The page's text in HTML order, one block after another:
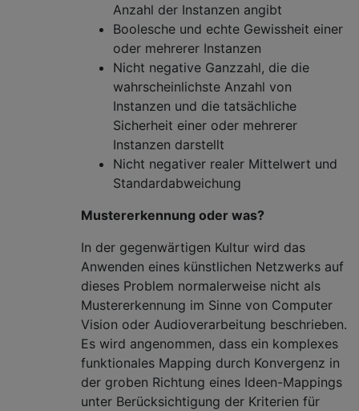
Anzahl der Instanzen angibt
Boolesche und echte Gewissheit einer
oder mehrerer Instanzen
Nicht negative Ganzzahl, die die
wahrscheinlichste Anzahl von
Instanzen und die tatsächliche
Sicherheit einer oder mehrerer
Instanzen darstellt
Nicht negativer realer Mittelwert und
Standardabweichung
Mustererkennung oder was?
In der gegenwärtigen Kultur wird das
Anwenden eines künstlichen Netzwerks auf
dieses Problem normalerweise nicht als
Mustererkennung im Sinne von Computer
Vision oder Audioverarbeitung beschrieben.
Es wird angenommen, dass ein komplexes
funktionales Mapping durch Konvergenz in
der groben Richtung eines Ideen-Mappings
unter Berücksichtigung der Kriterien für